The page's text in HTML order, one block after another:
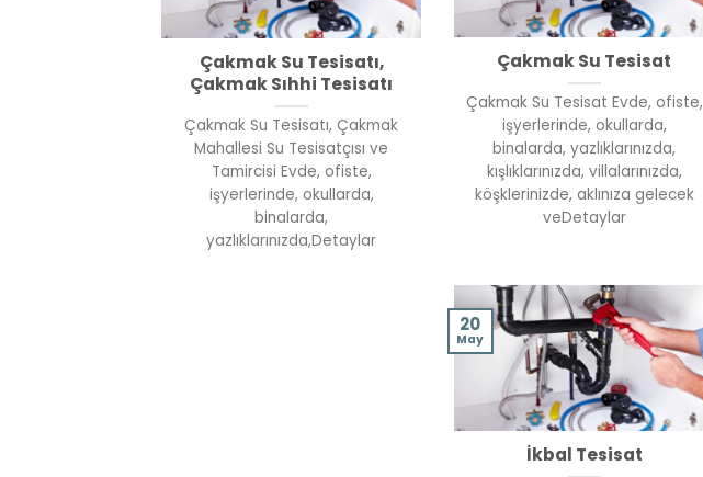
Çakmak Su Tesisat
Çakmak Su Tesisat Evde, ofiste,
işyerlerinde, okullarda,
binalarda, yazlıklarınızda,
kışlıklarınızda, villalarınızda,
köşklerinizde, aklınıza gelecek
veDetaylar
Çakmak Su Tesisatı,
Çakmak Sıhhi Tesisatı
Çakmak Su Tesisatı, Çakmak
Mahallesi Su Tesisatçısı ve
Tamircisi Evde, ofiste,
işyerlerinde, okullarda,
binalarda,
yazlıklarınızda,Detaylar
İkbal Tesisat
20
May